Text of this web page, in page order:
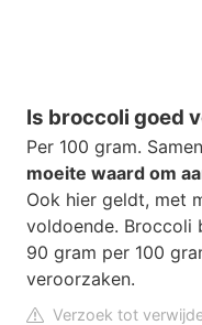
Is broccoli goed
Per 100 gram.
moeite waard om
Ook hier geldt, met
voldoende. Broccoli
90 gram per 100
veroorzaken.
Verzoek tot